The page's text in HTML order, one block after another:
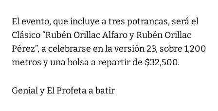
El evento, que incluye a tres potrancas, será el
Clásico “Rubén Orillac Alfaro y Rubén Orillac
Pérez”, a celebrarse en la versión 23, sobre 1,200
metros y una bolsa a repartir de $32,500.
Genial y El Profeta a batir